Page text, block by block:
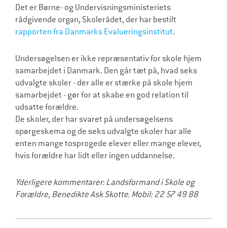
Det er Børne- og Undervisningsministeriets
rådgivende organ, Skolerådet, der har bestilt
rapporten fra Danmarks Evalueringsinstitut.
Undersøgelsen er ikke repræsentativ for skole hjem
samarbejdet i Danmark. Den går tæt på, hvad seks
udvalgte skoler - der alle er stærke på skole hjem
samarbejdet - gør for at skabe en god relation til
udsatte forældre.
De skoler, der har svaret på undersøgelsens
spørgeskema og de seks udvalgte skoler har alle
enten mange tosprogede elever eller mange elever,
hvis forældre har lidt eller ingen uddannelse.
Yderligere kommentarer: Landsformand i Skole og
Forældre, Benedikte Ask Skotte. Mobil: 22 57 49 88